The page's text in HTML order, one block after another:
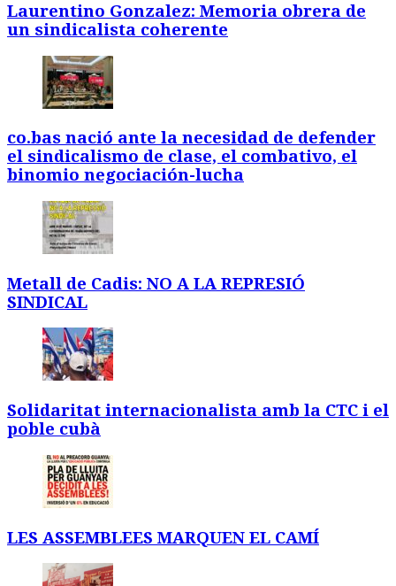
Laurentino Gonzalez: Memoria obrera de
un sindicalista coherente
co.bas nació ante la necesidad de defender
el sindicalismo de clase, el combativo, el
binomio negociación-lucha
Metall de Cadis: NO A LA REPRESIÓ
SINDICAL
Solidaritat internacionalista amb la CTC i el
poble cubà
LES ASSEMBLEES MARQUEN EL CAMÍ